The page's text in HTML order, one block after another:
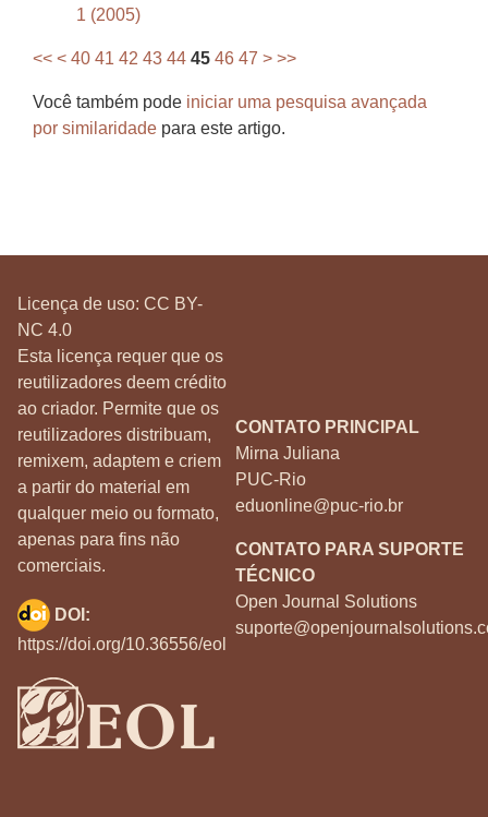
1 (2005)
<< < 40 41 42 43 44 45 46 47 > >>
Você também pode iniciar uma pesquisa avançada
por similaridade para este artigo.
Licença de uso: CC BY-
NC 4.0
Esta licença requer que os
reutilizadores deem crédito
ao criador. Permite que os
reutilizadores distribuam,
remixem, adaptem e criem
a partir do material em
qualquer meio ou formato,
apenas para fins não
comerciais.
CONTATO PRINCIPAL
Mirna Juliana
PUC-Rio
eduonline@puc-rio.br
CONTATO PARA SUPORTE
TÉCNICO
Open Journal Solutions
DOI:
https://doi.org/10.36556/eol